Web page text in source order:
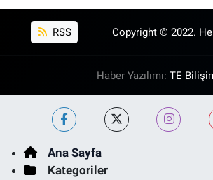
RSS Copyright © 2022.
Haber Yazılımı: TE
Ana Sayfa
Kategoriler